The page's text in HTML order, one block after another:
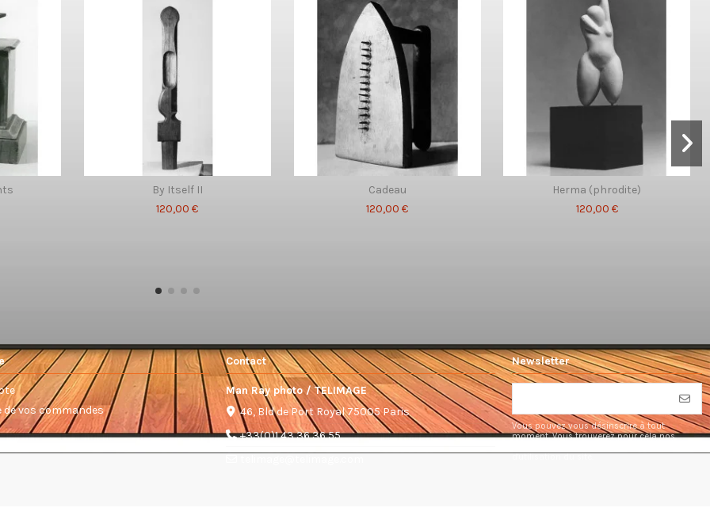
By Itself II
120,00 €
Cadeau
120,00 €
Herma (phrodite)
120,00 €
de vos commandes
Contact
Man Ray photo / TELIMAGE
46, Bld de Port Royal 75005 Paris
+33(0)1 43 36 36 55
Newsletter
Vous pouvez vous désinscrire à tout
moment. Vous trouverez pour cela nos